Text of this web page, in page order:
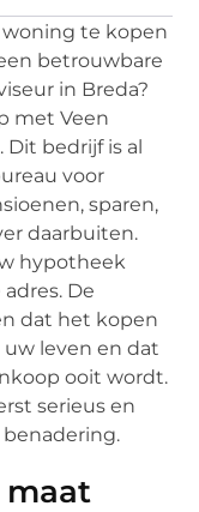
te kopen
betrouwbare
in Breda?
met Veen
Dit bedrijf is al
voor
sparen,
daarbuiten.
hypotheek
De
dat het kopen
leven en dat
ooit wordt.
serieus en
maat